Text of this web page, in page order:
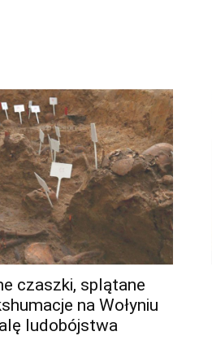
czaszki, splątane
na Wołyniu
ludobójstwa